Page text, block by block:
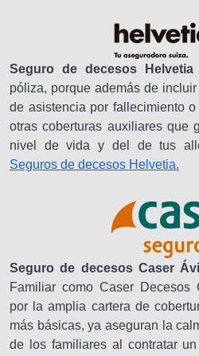
Seguro de decesos Helvetia
póliza, porque además de
de asistencia por fallecimiento
otras coberturas auxiliares que
nivel de vida y del de tus
Seguros de decesos Helvetia.
Seguro de decesos Caser
Familiar como Caser Decesos
por la amplia cartera de
más básicas, ya aseguran la
de los familiares al contratar